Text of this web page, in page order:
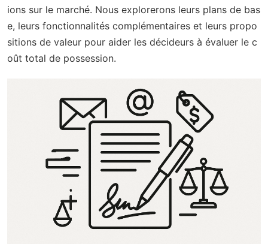
ions sur le marché. Nous explorerons leurs plans de bas
e, leurs fonctionnalités complémentaires et leurs propo
sitions de valeur pour aider les décideurs à évaluer le c
oût total de possession.